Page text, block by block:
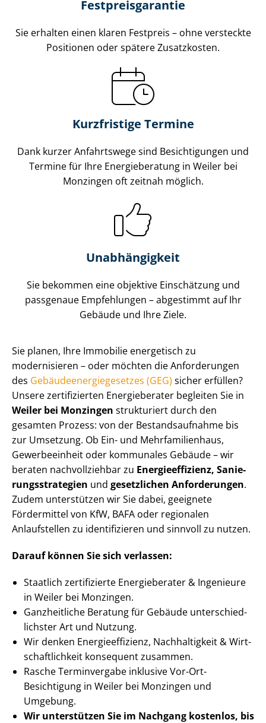
Fest­preis­ga­ran­tie
Sie erhalten einen klaren Festpreis – ohne versteckte
Positionen oder spätere Zusatzkosten.
Kurzfristige Termine
Dank kurzer Anfahrtswege sind Besichtigungen und
Termine für Ihre Energieberatung in Weiler bei
Monzingen oft zeitnah möglich.
Unabhängigkeit
Sie bekommen eine objektive Einschätzung und
passgenaue Empfehlungen – abgestimmt auf Ihr
Gebäude und Ihre Ziele.
Sie planen, Ihre Immobilie energetisch zu
modernisieren – oder möchten die Anforderungen
des Ge­bäu­de­en­er­gie­ge­set­zes (GEG) sicher erfüllen?
Unsere zertifizierten Energieberater begleiten Sie in
Weiler bei Monzingen strukturiert durch den
gesamten Prozess: von der Be­stands­auf­nah­me bis
zur Umsetzung. Ob Ein- und Mehr­fa­mi­li­en­haus,
Gewerbeeinheit oder kommunales Gebäude – wir
beraten nachvollziehbar zu En­er­gie­ef­fi­zi­enz, Sa­nie­
rungs­stra­te­gien und gesetzlichen Anforderungen.
Zudem unterstützen wir Sie dabei, geeignete
Fördermittel von KfW, BAFA oder regionalen
Anlaufstellen zu identifizieren und sinnvoll zu nutzen.
Darauf können Sie sich verlassen:
Staatlich zertifizierte Energieberater & Ingenieure
in Weiler bei Monzingen.
Ganzheitliche Beratung für Gebäude un­ter­schied­
lichs­ter Art und Nutzung.
Wir denken En­er­gie­ef­fi­zi­enz, Nachhaltigkeit & Wirt­
schaft­lich­keit konsequent zusammen.
Rasche Terminvergabe inklusive Vor-Ort-
Besichtigung in Weiler bei Monzingen und
Umgebung.
Wir unterstützen Sie im Nachgang kostenlos, bis